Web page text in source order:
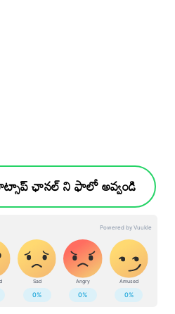
ఛానల్ ని ఫాలో అవ్వండి